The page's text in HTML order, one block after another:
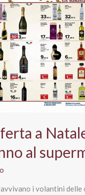
a
al
i volantini